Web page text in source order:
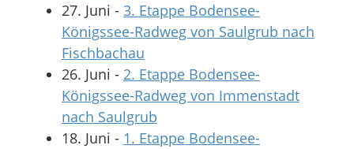
27. Juni - 3. Etappe Bodensee-
Königssee-Radweg von Saulgrub nach
Fischbachau
26. Juni - 2. Etappe Bodensee-
Königssee-Radweg von Immenstadt
nach Saulgrub
18. Juni - 1. Etappe Bodensee-